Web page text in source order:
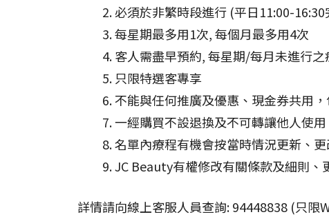
必須於非繁時段進行 (平日11:00-16:30
每星期最多用1次, 每個月最多用4次
客人需盡早預約, 每星期/每月未進行
只限特選客專享
不能與任何推廣及優惠、現金券共用
一經購買不設退換及不可轉讓他人使用
名單內療程有機會按當時情況更新、
JC Beauty有權修改有關條款及細則
詳情請向線上客服人員查詢: 94448838 (只限